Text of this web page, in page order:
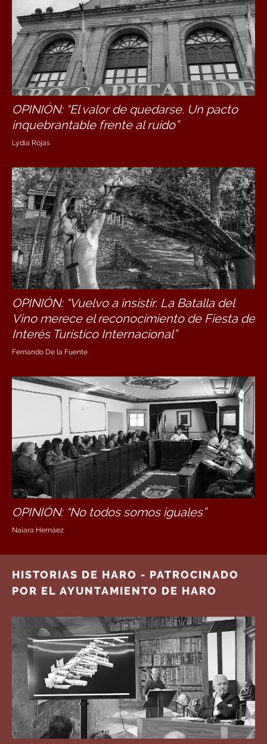
OPINIÓN: “El valor de quedarse. Un pacto
inquebrantable frente al ruido”
Lydia Rojas
OPINIÓN: “Vuelvo a insistir. La Batalla del
Vino merece el reconocimiento de Fiesta de
Interés Turístico Internacional”
Fernando De la Fuente
OPINIÓN: “No todos somos iguales”
Naiara Hernáez
HISTORIAS DE HARO - PATROCINADO
POR EL AYUNTAMIENTO DE HARO